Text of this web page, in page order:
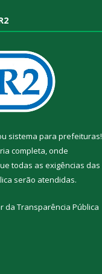
sistema para prefeituras!
completa, onde
todas as exigências das
serão atendidas.
da Transparência Pública